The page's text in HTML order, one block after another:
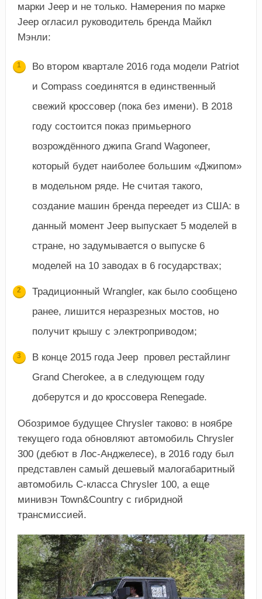
марки Jeep и не только. Намерения по марке
Jeep огласил руководитель бренда Майкл
Мэнли:
Во втором квартале 2016 года модели Patriot
и Compass соединятся в единственный
свежий кроссовер (пока без имени). В 2018
году состоится показ примьерного
возрождённого джипа Grand Wagoneer,
который будет наиболее большим «Джипом»
в модельном ряде. Не считая такого,
создание машин бренда переедет из США: в
данный момент Jeep выпускает 5 моделей в
стране, но задумывается о выпуске 6
моделей на 10 заводах в 6 государствах;
Традиционный Wrangler, как было сообщено
ранее, лишится неразрезных мостов, но
получит крышу с электроприводом;
В конце 2015 года Jeep провел рестайлинг
Grand Cherokee, а в следующем году
доберутся и до кроссовера Renegade.
Обозримое будущее Chrysler таково: в ноябре
текущего года обновляют автомобиль Chrysler
300 (дебют в Лос-Анджелесе), в 2016 году был
представлен самый дешевый малогабаритный
автомобиль С-класса Chrysler 100, а еще
минивэн Town&Country с гибридной
трансмиссией.